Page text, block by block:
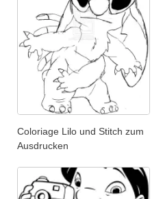
Coloriage Lilo und Stitch zum
Ausdrucken